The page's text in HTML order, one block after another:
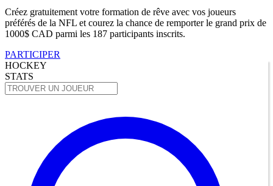
Créez gratuitement votre formation de rêve avec vos joueurs
préférés de la NFL et courez la chance de remporter le grand prix de
1000$ CAD parmi les 187 participants inscrits.
PARTICIPER
HOCKEY
STATS